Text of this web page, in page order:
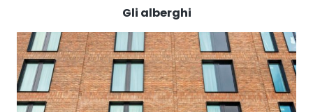
Gli alberghi